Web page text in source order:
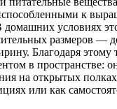
к
условиях
размеров —
Благодаря этому
в пространстве:
на открытых
или как